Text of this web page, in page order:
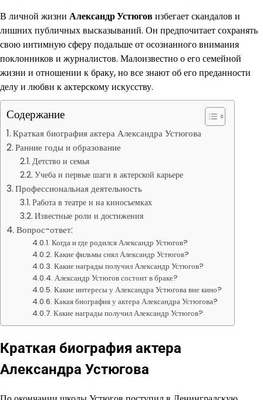
В личной жизни Александр Устюговизбегает скандалов и
лишних публичных высказываний. Он предпочитает сохранять
свою интимную сферу подальше от осознанного внимания
поклонников и журналистов. Малоизвестно о его семейной
жизни и отношении к браку, но все знают об его преданности
делу и любви к актерскому искусству.
Содержание
Краткая биография актера Александра Устюгова
Ранние годы и образование
Детство и семья
Учеба и первые шаги в актерской карьере
Профессиональная деятельность
Работа в театре и на киносъемках
Известные роли и достижения
Вопрос-ответ:
Когда и где родился Александр Устюгов?
Какие фильмы снял Александр Устюгов?
Какие награды получил Александр Устюгов?
Александр Устюгов состоит в браке?
Какие интересы у Александра Устюгова вне кино?
Какая биография у актера Александра Устюгова?
Какие награды получил Александр Устюгов?
Краткая биография актера
Александра Устюгова